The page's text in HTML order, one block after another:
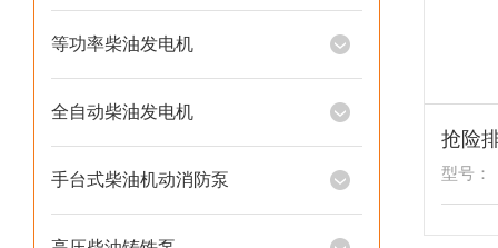
等功率柴油发电机
全自动柴油发电机
手台式柴油机动消防泵 型号：